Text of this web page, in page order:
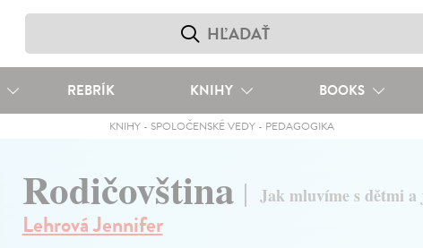
REBRÍK KNIHY BOOKS
KNIHY - SPOLOČENSKÉ VEDY - PEDAGOGIKA
Rodičovština Jak mluvíme s dětmi
Lehrová Jennifer